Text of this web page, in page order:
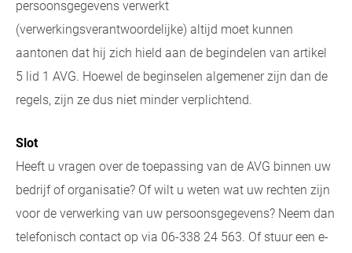
persoonsgegevens verwerkt
(verwerkingsverantwoordelijke) altijd moet kunnen
aantonen dat hij zich hield aan de begindelen van artikel
5 lid 1 AVG. Hoewel de beginselen algemener zijn dan de
regels, zijn ze dus niet minder verplichtend.
Slot
Heeft u vragen over de toepassing van de AVG binnen uw
bedrijf of organisatie? Of wilt u weten wat uw rechten zijn
voor de verwerking van uw persoonsgegevens? Neem dan
telefonisch contact op via 06-338 24 563. Of stuur een e-